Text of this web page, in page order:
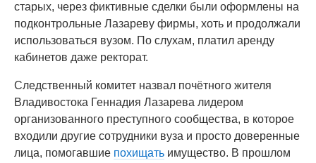
старых, через фиктивные сделки были оформлены на
подконтрольные Лазареву фирмы, хоть и продолжали
использоваться вузом. По слухам, платил аренду
кабинетов даже ректорат.
Следственный комитет назвал почётного жителя
Владивостока Геннадия Лазарева лидером
организованного преступного сообщества, в которое
входили другие сотрудники вуза и просто доверенные
лица, помогавшие похищать имущество. В прошлом